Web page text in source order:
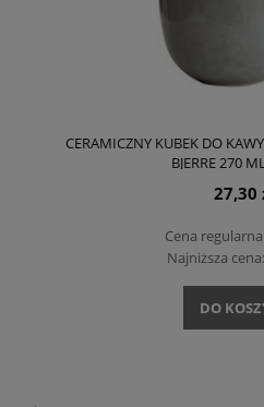
CERAMICZNY KUBEK DO
BJERRE 270
27,30
Cena
Najniższa
DO